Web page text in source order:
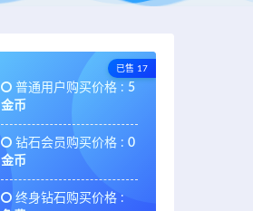
已售 17
普通用户购买价格 : 5
金币
钻石会员购买价格 : 0
金币
终身钻石购买价格 :